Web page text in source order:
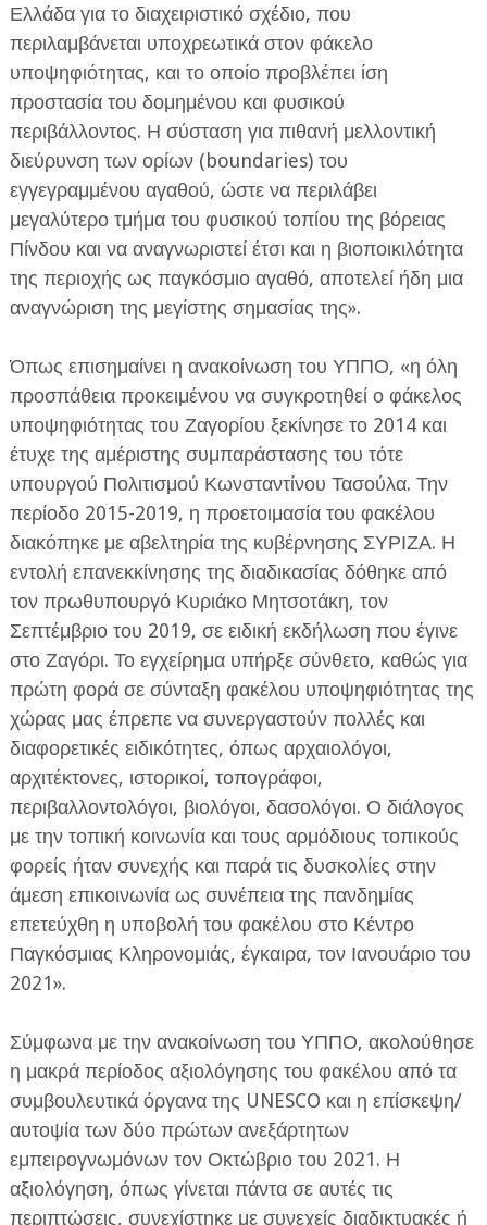
Ελλάδα για το διαχειριστικό σχέδιο, που
περιλαμβάνεται υποχρεωτικά στον φάκελο
υποψηφιότητας, και το οποίο προβλέπει ίση
προστασία του δομημένου και φυσικού
περιβάλλοντος. Η σύσταση για πιθανή μελλοντική
διεύρυνση των ορίων (boundaries) του
εγγεγραμμένου αγαθού, ώστε να περιλάβει
μεγαλύτερο τμήμα του φυσικού τοπίου της βόρειας
Πίνδου και να αναγνωριστεί έτσι και η βιοποικιλότητα
της περιοχής ως παγκόσμιο αγαθό, αποτελεί ήδη μια
αναγνώριση της μεγίστης σημασίας της».
Όπως επισημαίνει η ανακοίνωση του ΥΠΠΟ, «η όλη
προσπάθεια προκειμένου να συγκροτηθεί ο φάκελος
υποψηφιότητας του Ζαγορίου ξεκίνησε το 2014 και
έτυχε της αμέριστης συμπαράστασης του τότε
υπουργού Πολιτισμού Κωνσταντίνου Τασούλα. Την
περίοδο 2015-2019, η προετοιμασία του φακέλου
διακόπηκε με αβελτηρία της κυβέρνησης ΣΥΡΙΖΑ. Η
εντολή επανεκκίνησης της διαδικασίας δόθηκε από
τον πρωθυπουργό Κυριάκο Μητσοτάκη, τον
Σεπτέμβριο του 2019, σε ειδική εκδήλωση που έγινε
στο Ζαγόρι. Το εγχείρημα υπήρξε σύνθετο, καθώς για
πρώτη φορά σε σύνταξη φακέλου υποψηφιότητας της
χώρας μας έπρεπε να συνεργαστούν πολλές και
διαφορετικές ειδικότητες, όπως αρχαιολόγοι,
αρχιτέκτονες, ιστορικοί, τοπογράφοι,
περιβαλλοντολόγοι, βιολόγοι, δασολόγοι. Ο διάλογος
με την τοπική κοινωνία και τους αρμόδιους τοπικούς
φορείς ήταν συνεχής και παρά τις δυσκολίες στην
άμεση επικοινωνία ως συνέπεια της πανδημίας
επετεύχθη η υποβολή του φακέλου στο Κέντρο
Παγκόσμιας Κληρονομιάς, έγκαιρα, τον Ιανουάριο του
2021».
Σύμφωνα με την ανακοίνωση του ΥΠΠΟ, ακολούθησε
η μακρά περίοδος αξιολόγησης του φακέλου από τα
συμβουλευτικά όργανα της UNESCO και η επίσκεψη/
αυτοψία των δύο πρώτων ανεξάρτητων
εμπειρογνωμόνων τον Οκτώβριο του 2021. Η
αξιολόγηση, όπως γίνεται πάντα σε αυτές τις
περιπτώσεις, συνεχίστηκε με συνεχείς διαδικτυακές ή